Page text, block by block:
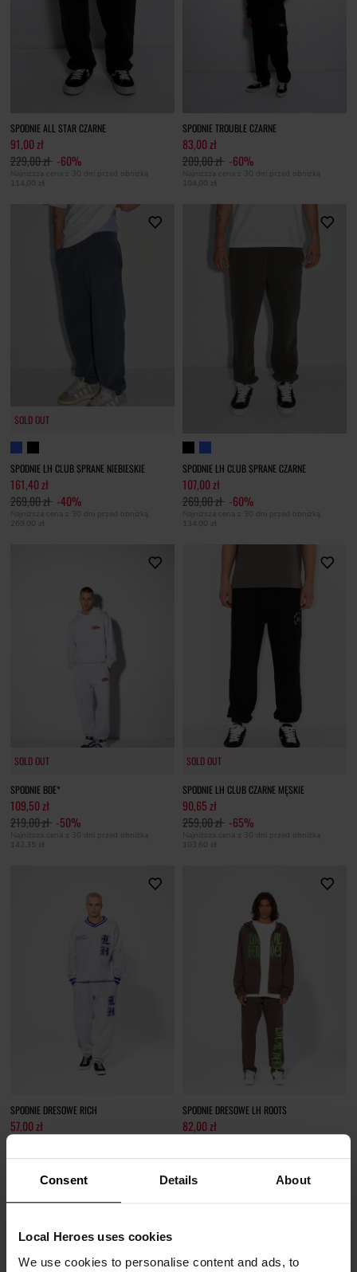
Consent Details About
Local Heroes uses cookies
We use cookies to personalise content and ads, to
SPODNIE ALL STAR CZARNE
91,00 zł
229,00 zł -60%
Najniższa cena z 30 dni przed obniżką
114,00 zł
SPODNIE TROUBLE CZARNE
83,00 zł
209,00 zł -60%
Najniższa cena z 30 dni przed obniżką
104,00 zł
SOLD OUT
SPODNIE LH CLUB SPRANE NIEBIESKIE
161,40 zł
269,00 zł -40%
Najniższa cena z 30 dni przed obniżką
269,00 zł
SPODNIE LH CLUB SPRANE CZARNE
107,00 zł
269,00 zł -60%
Najniższa cena z 30 dni przed obniżką
134,00 zł
SOLD OUT
SOLD OUT
SPODNIE BDE*
109,50 zł
219,00 zł -50%
Najniższa cena z 30 dni przed obniżką
142,35 zł
SOLD OUT
SOLD OUT
SPODNIE LH CLUB CZARNE MĘSKIE
90,65 zł
259,00 zł -65%
Najniższa cena z 30 dni przed obniżką
103,60 zł
SPODNIE DRESOWE RICH
57,00 zł
Najniższa cena z 30 dni przed obniżką
SPODNIE DRESOWE LH ROOTS
82,00 zł
Najniższa cena z 30 dni przed obniżką